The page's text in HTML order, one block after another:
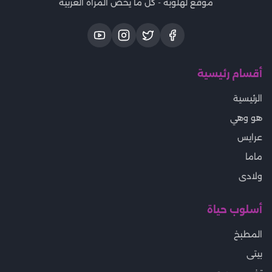
موقع لهلوبه - كل ما يخص المرأة العربية
أقسام رئيسية
الرئيسية
هو وهي
عرايس
ماما
ولادى
أسلوب حياة
المطبخ
بيتى